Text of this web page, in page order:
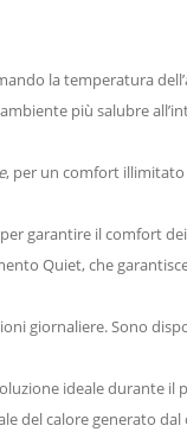
la temperatura
più salubre
, per un comfort illimitato
garantire il comfort
Quiet, che
giornaliere. Sono
ideale durante il
del calore generato